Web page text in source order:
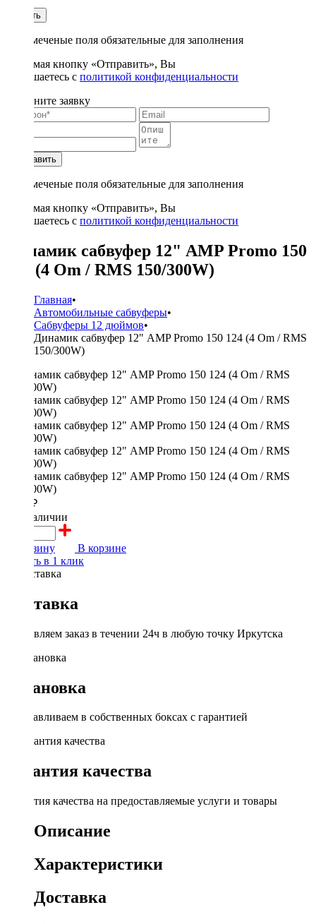
Купить
* - отмеченые поля обязательные для заполнения
Нажимая кнопку «Отправить», Вы
соглашаетесь с политикой конфиденциальности
Заполните заявку
Отправить
* - отмеченые поля обязательные для заполнения
Нажимая кнопку «Отправить», Вы
соглашаетесь с политикой конфиденциальности
Динамик сабвуфер 12" AMP Promo 150
124 (4 Om / RMS 150/300W)
Главная•
Автомобильные сабвуферы•
Сабвуферы 12 дюймов•
Динамик сабвуфер 12" AMP Promo 150 124 (4 Om / RMS
150/300W)
3300 ₽
в наличии
В корзину
В корзине
Купить в 1 клик
Доставка
Доставляем заказ в течении 24ч в любую точку Иркутска
Установка
Устанавливаем в собственных боксах с гарантией
Гарантия качества
Гарантия качества на предоставляемые услуги и товары
Описание
Характеристики
Доставка